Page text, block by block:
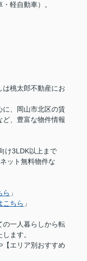
軽自動車）。
は桃太郎不動産にお
に、岡山市北区の賃
ど、豊富な物件情報
け3LDK以上まで
ット無料物件な
ら 」
こちら 」
の一人暮らしから転
ます。
【エリア別おすすめ